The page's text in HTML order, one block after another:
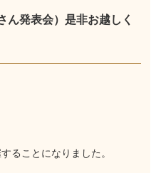
ん発表会）是非お越しく
ることになりました。